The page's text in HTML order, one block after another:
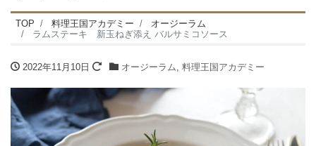
TOP 料理王国アカデミー
オージーラム
ラムステーキ 新玉ねぎ添え バルサミコソース
2022年11月10日 オージーラム, 料理王国アカデミー